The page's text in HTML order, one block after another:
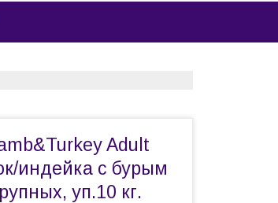
Adult
индейка с бурым
уп.10 кг.